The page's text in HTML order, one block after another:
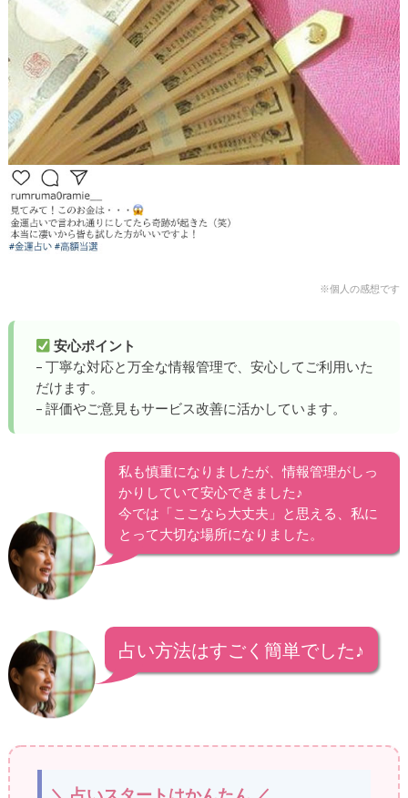
※個人の感想です
安心ポイント
– 丁寧な対応と万全な情報管理で、安心してご利用いた
だけます。
– 評価やご意見もサービス改善に活かしています。
私も慎重になりましたが、情報管理がしっ
かりしていて安心できました♪
今では「ここなら大丈夫」と思える、私に
とって大切な場所になりました。
占い方法はすごく簡単でした♪
＼ 占いスタートはかんたん ／